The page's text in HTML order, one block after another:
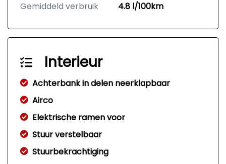
Gemiddeld verbruik
4.8 l/100km
Interieur
Achterbank in delen neerklapbaar
Airco
Elektrische ramen voor
Stuur verstelbaar
Stuurbekrachtiging